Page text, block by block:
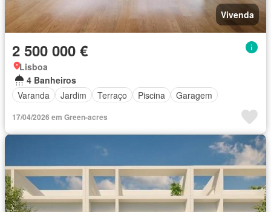
Vivenda
2 500 000 €
Lisboa
4 Banheiros
Varanda
Jardim Terraço Piscina Garagem
17/04/2026 em Green-acres